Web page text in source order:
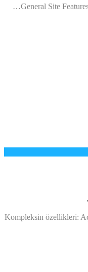
General Site
Kompleksin özellikleri: